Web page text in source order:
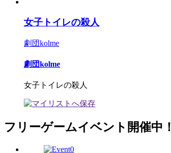
女子トイレの殺人
劇団kolme
劇団kolme
女子トイレの殺人
フリーゲームイベント開催中！